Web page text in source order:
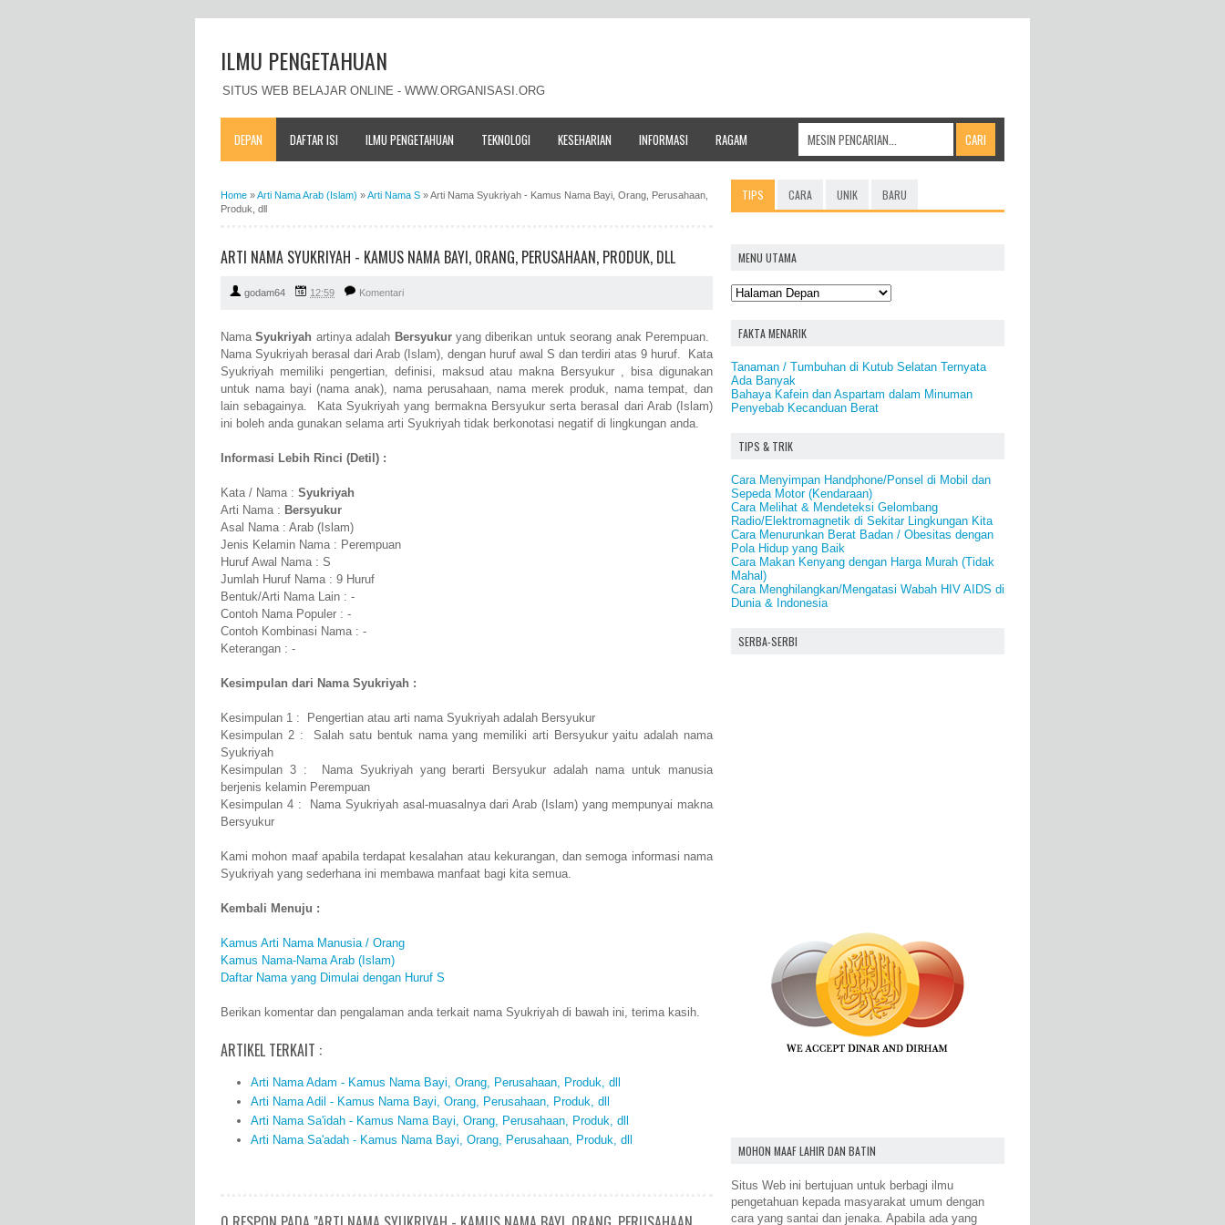
ILMU PENGETAHUAN
SITUS WEB BELAJAR ONLINE - WWW.ORGANISASI.ORG
DEPAN DAFTAR ISI ILMU PENGETAHUAN TEKNOLOGI KESEHARIAN INFORMASI RAGAM
Home »Arti Nama Arab (Islam) »Arti Nama S »Arti Nama Syukriyah - Kamus Nama Bayi, Orang, Perusahaan,
Produk, dll
ARTI NAMA SYUKRIYAH - KAMUS NAMA BAYI, ORANG, PERUSAHAAN, PRODUK, DLL
godam64 12:59 Komentari
NamaSyukriyah artinya adalah Bersyukuryang diberikan untuk seorang anak Perempuan.
Nama Syukriyah berasal dari Arab (Islam), dengan huruf awal S dan terdiri atas 9 huruf. Kata
Syukriyah memiliki pengertian, definisi, maksud atau makna Bersyukur , bisa digunakan
untuk nama bayi (nama anak), nama perusahaan, nama merek produk, nama tempat, dan
lain sebagainya. Kata Syukriyah yang bermakna Bersyukur serta berasal dari Arab (Islam)
ini boleh anda gunakan selama arti Syukriyah tidak berkonotasi negatif di lingkungan anda.
Informasi Lebih Rinci (Detil) :
Kata / Nama : Syukriyah
Arti Nama : Bersyukur
Asal Nama : Arab (Islam)
Jenis Kelamin Nama : Perempuan
Huruf Awal Nama : S
Jumlah Huruf Nama : 9 Huruf
Bentuk/Arti Nama Lain : -
Contoh Nama Populer : -
Contoh Kombinasi Nama : -
Keterangan : -
Kesimpulan dari Nama Syukriyah :
Kesimpulan 1 : Pengertian atau arti nama Syukriyah adalah Bersyukur
Kesimpulan 2 : Salah satu bentuk nama yang memiliki arti Bersyukur yaitu adalah nama
Syukriyah
Kesimpulan 3 : Nama Syukriyah yang berarti Bersyukur adalah nama untuk manusia
berjenis kelamin Perempuan
Kesimpulan 4 : Nama Syukriyah asal-muasalnya dari Arab (Islam) yang mempunyai makna
Bersyukur
Kami mohon maaf apabila terdapat kesalahan atau kekurangan, dan semoga informasi nama
Syukriyah yang sederhana ini membawa manfaat bagi kita semua.
Kembali Menuju :
Kamus Arti Nama Manusia / Orang
Kamus Nama-Nama Arab (Islam)
Daftar Nama yang Dimulai dengan Huruf S
Berikan komentar dan pengalaman anda terkait nama Syukriyah di bawah ini, terima kasih.
ARTIKEL TERKAIT :
Arti Nama Adam - Kamus Nama Bayi, Orang, Perusahaan, Produk, dll
Arti Nama Adil - Kamus Nama Bayi, Orang, Perusahaan, Produk, dll
Arti Nama Sa'idah - Kamus Nama Bayi, Orang, Perusahaan, Produk, dll
Arti Nama Sa'adah - Kamus Nama Bayi, Orang, Perusahaan, Produk, dll
TIPS CARA UNIK BARU
MENU UTAMA
FAKTA MENARIK
Tanaman / Tumbuhan di Kutub Selatan Ternyata
Ada Banyak
Bahaya Kafein dan Aspartam dalam Minuman
Penyebab Kecanduan Berat
TIPS & TRIK
Cara Menyimpan Handphone/Ponsel di Mobil dan
Sepeda Motor (Kendaraan)
Cara Melihat & Mendeteksi Gelombang
Radio/Elektromagnetik di Sekitar Lingkungan Kita
Cara Menurunkan Berat Badan / Obesitas dengan
Pola Hidup yang Baik
Cara Makan Kenyang dengan Harga Murah (Tidak
Mahal)
Cara Menghilangkan/Mengatasi Wabah HIV AIDS di
Dunia & Indonesia
SERBA-SERBI
MOHON MAAF LAHIR DAN BATIN
Situs Web ini bertujuan untuk berbagi ilmu
pengetahuan kepada masyarakat umum dengan
cara yang santai dan jenaka. Apabila ada yang